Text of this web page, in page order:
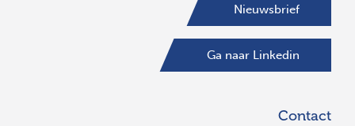
Nieuwsbrief
Ga naar Linkedin
Contact